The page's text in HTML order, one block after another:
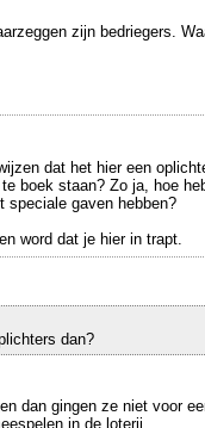
zijn bedriegers.
dat het hier een
boek staan? Zo ja, hoe
speciale gaven hebben?
word dat je hier in trapt.
dan?
dan gingen ze niet voor
in de loterij...